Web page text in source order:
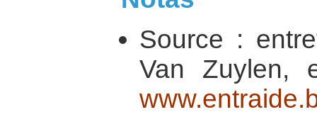
Source :
Van Zuylen,